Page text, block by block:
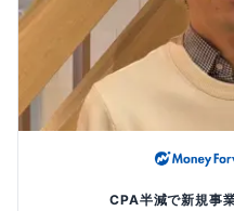
CPA半減で新規事